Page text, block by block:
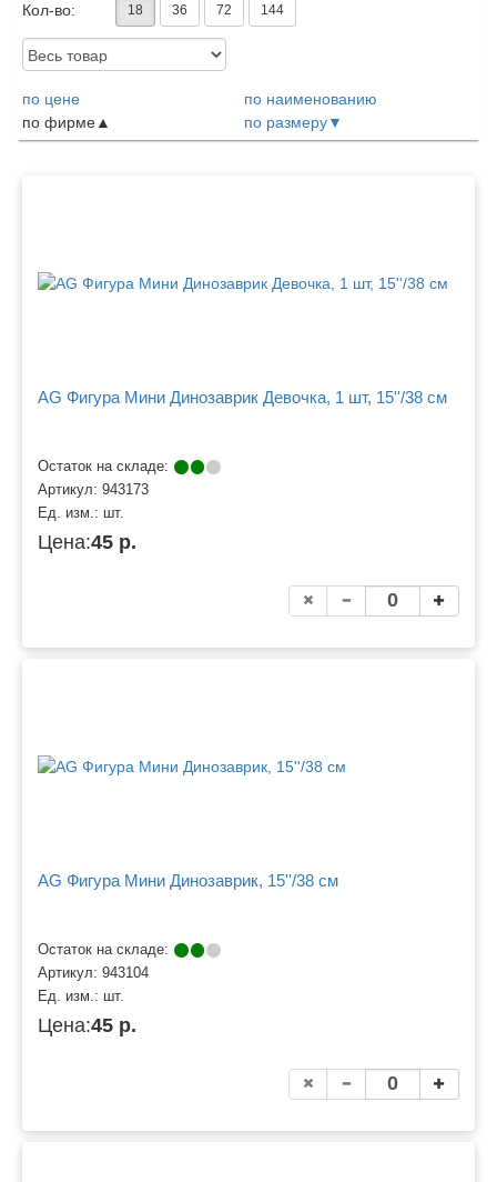
Кол-во: 18 36 72 144
Доступность:
по цене
по наименованию
по фирме
по размеру
AG Фигура Мини Динозаврик Девочка, 1 шт, 15''/38 см
Остаток на складе:
Артикул: 943173
Ед. изм.: шт.
Цена:45 р.
AG Фигура Мини Динозаврик, 15''/38 см
Остаток на складе:
Артикул: 943104
Ед. изм.: шт.
Цена:45 р.